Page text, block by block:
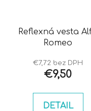
Reflexná vesta
Romeo
€7,72 bez DPH
€9,50
DETAIL